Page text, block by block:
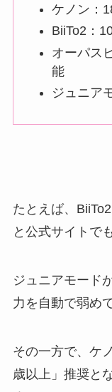
ケノン：
BiiTo2：
オーパス
能
ジュニア
たとえば、
と公式サイトで
ジュニアモード
力を自動で弱め
その一方で、ケ
歳以上」推奨と